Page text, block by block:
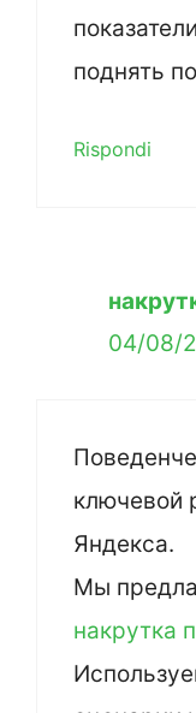
поднять
Rispondi
04/08/
ключевой
Яндекса.
Мы
накрутка